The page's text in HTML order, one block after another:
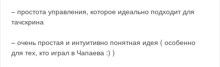
– простота управления, которое идеально подходит для
тачскрина
– очень простая и интуитивно понятная идея ( особенно
для тех, кто играл в Чапаева :) )